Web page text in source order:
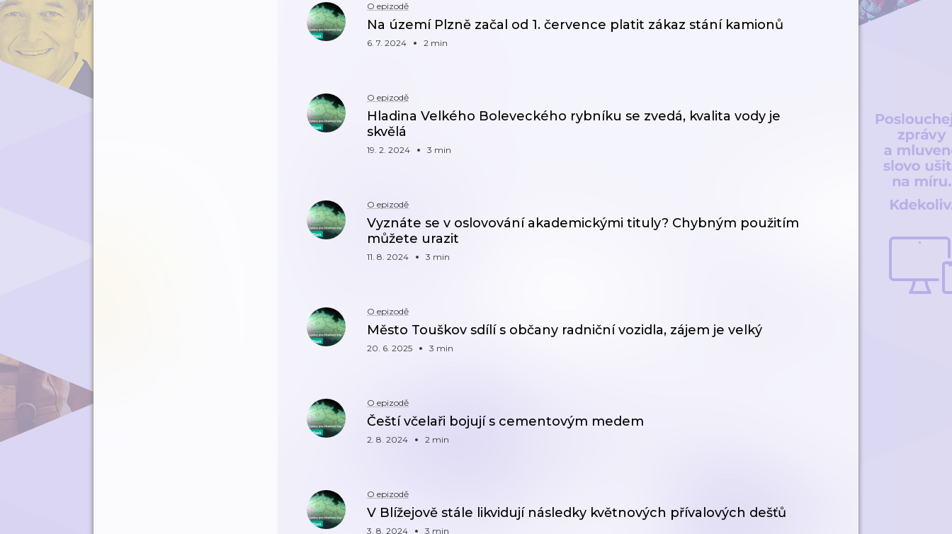
O epizodě
Na území Plzně začal od 1. července platit zákaz stání kamionů
6. 7. 2024 2 min
O epizodě
Hladina Velkého Boleveckého rybníku se zvedá, kvalita vody je
skvělá
19. 2. 2024 3 min
O epizodě
Vyznáte se v oslovování akademickými tituly? Chybným použitím
můžete urazit
11. 8. 2024 3 min
O epizodě
Město Touškov sdílí s občany radniční vozidla, zájem je velký
20. 6. 2025 3 min
O epizodě
Čeští včelaři bojují s cementovým medem
2. 8. 2024 2 min
O epizodě
V Blížejově stále likvidují následky květnových přívalových dešťů
3. 8. 2024 3 min